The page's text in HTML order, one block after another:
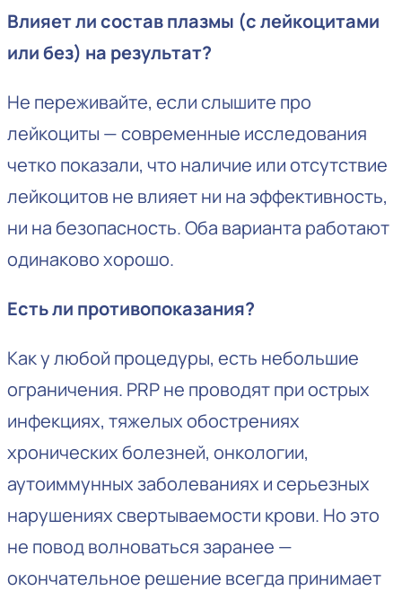
Влияет ли состав плазмы (с лейкоцитами
или без) на результат?
Не переживайте, если слышите про
лейкоциты — современные исследования
четко показали, что наличие или отсутствие
лейкоцитов не влияет ни на эффективность,
ни на безопасность. Оба варианта работают
одинаково хорошо.
Есть ли противопоказания?
Как у любой процедуры, есть небольшие
ограничения. PRP не проводят при острых
инфекциях, тяжелых обострениях
хронических болезней, онкологии,
аутоиммунных заболеваниях и серьезных
нарушениях свертываемости крови. Но это
не повод волноваться заранее —
окончательное решение всегда принимает